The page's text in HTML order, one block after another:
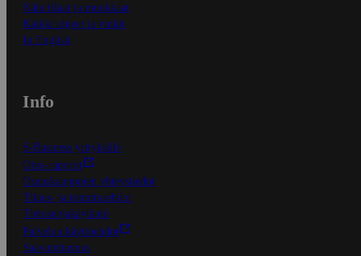
Näin tilaat ja muokkaat
Kaikki ohjeet ja vinkit
In English
Info
S-Business yrityksille
Oiva-raportit
Osuuskauppojen yhteystiedot
Tilaus- ja toimitusehdot
Tietosuojakäytäntö
Palvelun käyttöehdot
Saavutettavuus